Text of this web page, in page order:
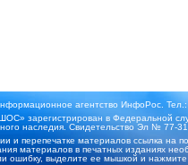
агентство ИнфоРос.
зарегистрирован в Федеральной
наследия. Свидетельство Эл № 77-
и перепечатке материалов ссылка на
материалов в печатных изданиях
ошибку, выделите ее мышкой и